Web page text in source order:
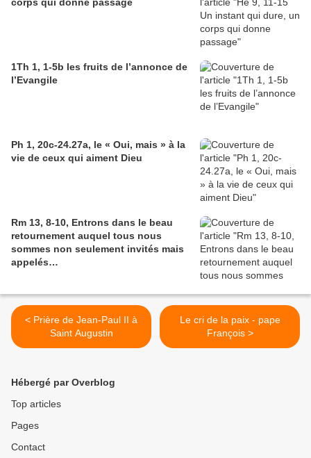
1Th 1, 1-5b les fruits de l’annonce de
l’Evangile
Ph 1, 20c-24.27a, le « Oui, mais » à la
vie de ceux qui aiment Dieu
Rm 13, 8-10, Entrons dans le beau
retournement auquel tous nous
sommes non seulement invités mais
appelés…
< Prière de Jean-Paul II à
Saint Augustin
Le cri de la paix - pape
François >
Hébergé par Overblog
Top articles
Pages
Contact